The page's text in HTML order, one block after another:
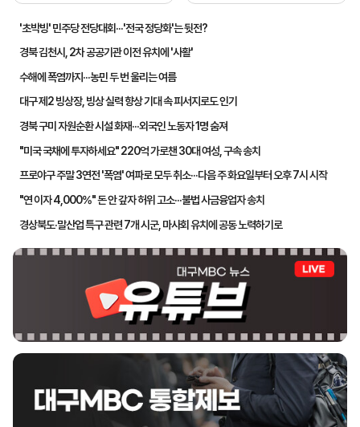
'초박빙' 민주당 전당대회···'전국 정당화'는 뒷전?
경북 김천시, 2차 공공기관 이전 유치에 '사활'
수해에 폭염까지···농민 두 번 울리는 여름
대구 제2 빙상장, 빙상 실력 향상 기대 속 피서지로도 인기
경북 구미 자원순환 시설 화재···외국인 노동자 1명 숨져
"미국 국채에 투자하세요" 220억 가로챈 30대 여성, 구속 송치
프로야구 주말 3연전 '폭염' 여파로 모두 취소···다음 주 화요일부터 오후 7시 시작
"연 이자 4,000%" 돈 안 갚자 허위 고소···불법 사금융업자 송치
경상북도·말산업 특구 관련 7개 시군, 마사회 유치에 공동 노력하기로